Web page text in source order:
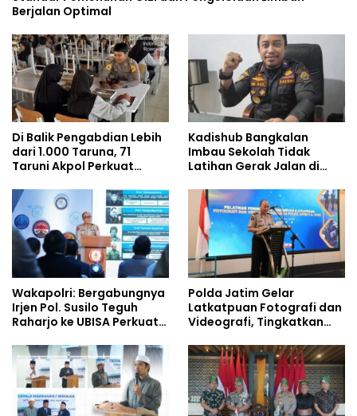
Berjalan Optimal
Di Balik Pengabdian Lebih
dari 1.000 Taruna, 71
Taruni Akpol Perkuat
Siswa Sekolah Rakyat
Kadishub Bangkalan
Imbau Sekolah Tidak
Latihan Gerak Jalan di
Wakapolri: Bergabungnya
Irjen Pol. Susilo Teguh
Raharjo ke UBISA Perkuat
Studi Kepolisian
Polda Jatim Gelar
Latkatpuan Fotografi dan
Videografi, Tingkatkan
Era Digital